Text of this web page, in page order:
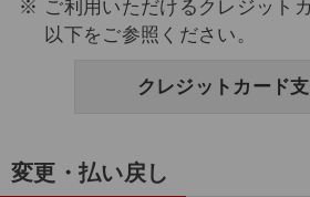
ご利用いただけるクレジット
以下をご参照ください。
クレジットカード
変更・払い戻し